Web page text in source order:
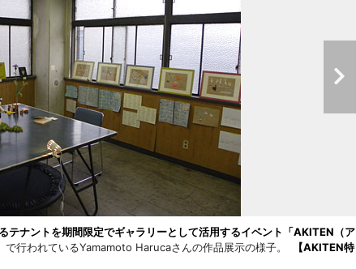
テナントを期間限定でギャラリーとして活用するイベント「AKITEN（ア
で行われているYamamoto Harucaさんの作品展示の様子。
【AKITEN特